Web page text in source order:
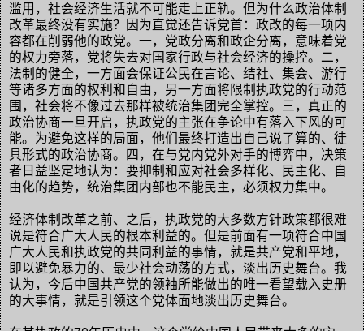
滥用，社会经济生活就不可能走上正轨。但为什么政治体制
改革最终没有实施？因为直觉还告诉党首：政改的每一项内
容都在削弱他的政党。一，党政分离和政企分离，意味着党
的权力旁落，党将失去对国家行政与社会经济的操控。二，
法制的健全，一方面会保证公民在言论、结社、集会、游行
等诸多方面的权利和自由，另一方面将限制执政党的行动范
围，社会将不像过去那样被统治集团完全掌控。三，真正的
政治协商一旦开启，执政党的主张在争论中有落入下风的可
能。为避免这样的局面，他们最终打造出自己说了算的、徒
具形式的政治协商。四，在与党内党外对手的博弈中，决策
者日益坚定地认为：要抑制和应对社会多样化、民主化、自
由化的趋势，统治集团内部也不能民主，必须权力集中。
经济体制改革之前、之后，执政党的大多数方针政策都很难
说是符合广大人民的根本利益的。但是前面有一项符合中国
广大人民和执政党的共同利益的事情，就是共产党和平地，
即以避免暴力的、最少社会动荡的方式，淡出历史舞台。我
认为，今后中国共产党的领袖所能做出的唯一看望载入史册
的大事情，就是引领这个党体面地淡出历史舞台。